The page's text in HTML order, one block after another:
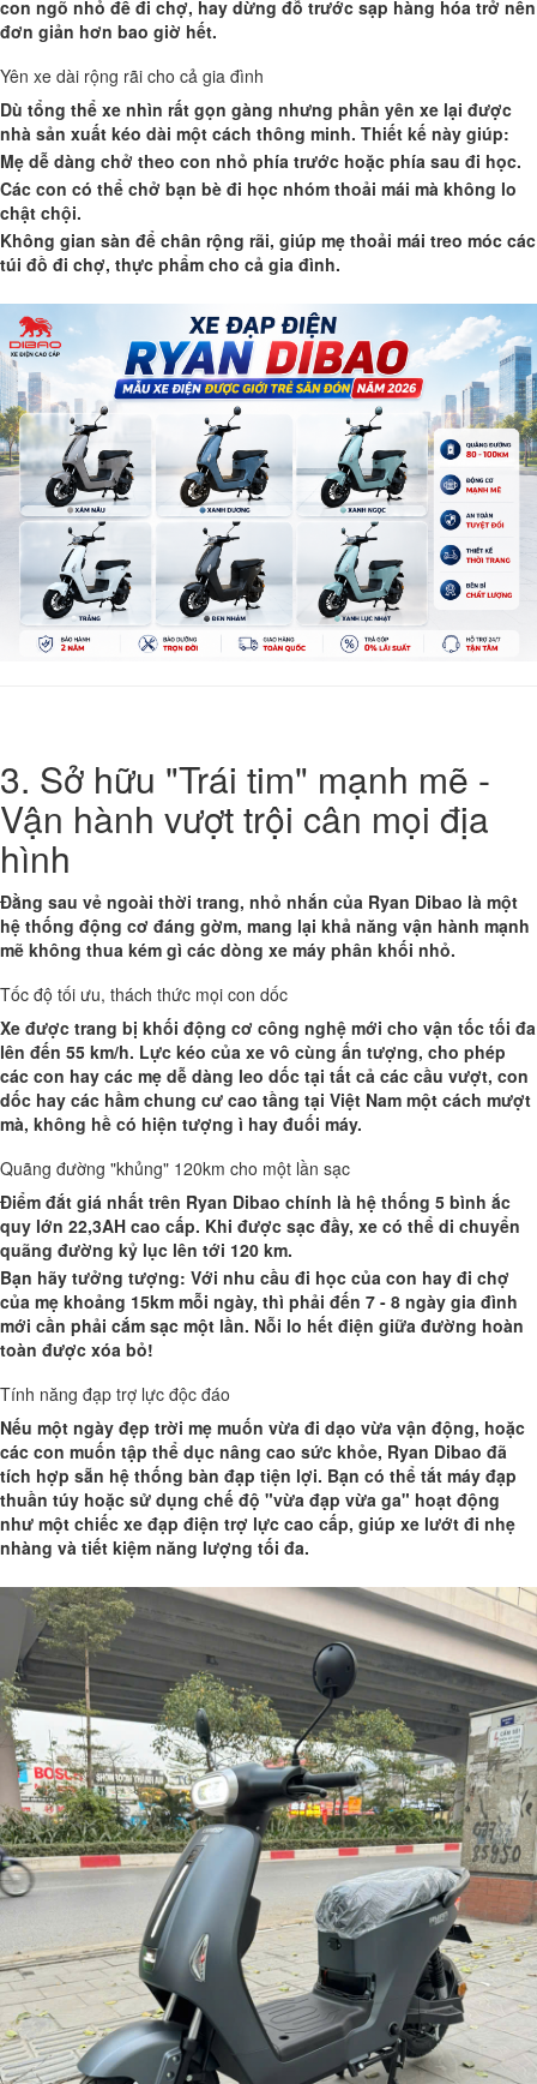
con ngõ nhỏ để đi chợ, hay dừng đỗ trước sạp hàng hóa trở nên
đơn giản hơn bao giờ hết.
Yên xe dài rộng rãi cho cả gia đình
Dù tổng thể xe nhìn rất gọn gàng nhưng phần yên xe lại được
nhà sản xuất kéo dài một cách thông minh. Thiết kế này giúp:
Mẹ dễ dàng chở theo con nhỏ phía trước hoặc phía sau đi học.
Các con có thể chở bạn bè đi học nhóm thoải mái mà không lo
chật chội.
Không gian sàn để chân rộng rãi, giúp mẹ thoải mái treo móc các
túi đồ đi chợ, thực phẩm cho cả gia đình.
3. Sở hữu "Trái tim" mạnh mẽ -
Vận hành vượt trội cân mọi địa
hình
Đằng sau vẻ ngoài thời trang, nhỏ nhắn của Ryan Dibao là một
hệ thống động cơ đáng gờm, mang lại khả năng vận hành mạnh
mẽ không thua kém gì các dòng xe máy phân khối nhỏ.
Tốc độ tối ưu, thách thức mọi con dốc
Xe được trang bị khối động cơ công nghệ mới cho vận tốc tối đa
lên đến 55 km/h. Lực kéo của xe vô cùng ấn tượng, cho phép
các con hay các mẹ dễ dàng leo dốc tại tất cả các cầu vượt, con
dốc hay các hầm chung cư cao tầng tại Việt Nam một cách mượt
mà, không hề có hiện tượng ì hay đuối máy.
Quãng đường "khủng" 120km cho một lần sạc
Điểm đắt giá nhất trên Ryan Dibao chính là hệ thống 5 bình ắc
quy lớn 22,3AH cao cấp. Khi được sạc đầy, xe có thể di chuyển
quãng đường kỷ lục lên tới 120 km.
Bạn hãy tưởng tượng: Với nhu cầu đi học của con hay đi chợ
của mẹ khoảng 15km mỗi ngày, thì phải đến 7 - 8 ngày gia đình
mới cần phải cắm sạc một lần. Nỗi lo hết điện giữa đường hoàn
toàn được xóa bỏ!
Tính năng đạp trợ lực độc đáo
Nếu một ngày đẹp trời mẹ muốn vừa đi dạo vừa vận động, hoặc
các con muốn tập thể dục nâng cao sức khỏe, Ryan Dibao đã
tích hợp sẵn hệ thống bàn đạp tiện lợi. Bạn có thể tắt máy đạp
thuần túy hoặc sử dụng chế độ "vừa đạp vừa ga" hoạt động
như một chiếc xe đạp điện trợ lực cao cấp, giúp xe lướt đi nhẹ
nhàng và tiết kiệm năng lượng tối đa.